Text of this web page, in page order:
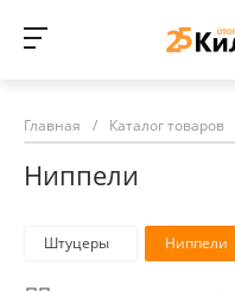
Главная / Каталог товаров
Ниппели
Штуцеры Ниппели